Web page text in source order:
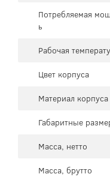
Потребляемая
ь
Рабочая
Цвет корпуса
Материал корпуса
Габаритные
Масса, нетто
Масса, брутто